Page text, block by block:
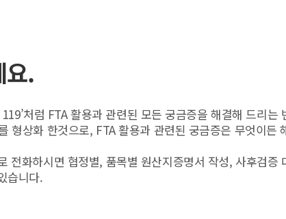
.
처럼 FTA 활용과 관련된 모든 궁금증을 해결해 드리는
상화 한것으로, FTA 활용과 관련된 궁금증은 무엇이든
전화하시면 협정별, 품목별 원산지증명서 작성, 사후검증
습니다.